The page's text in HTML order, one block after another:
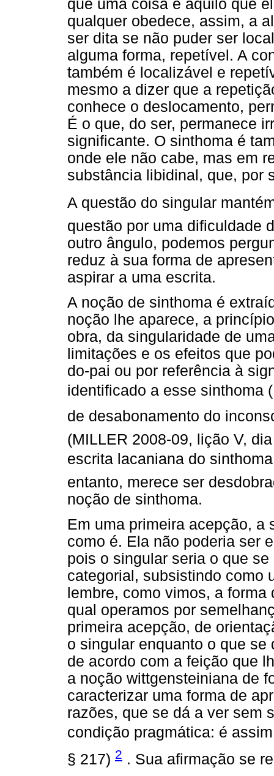
que uma coisa é aquilo que
qualquer obedece, assim, a
ser dita se não puder ser
alguma forma, repetível. A
também é localizável e
mesmo a dizer que a
conhece o deslocamento,
É o que, do ser, permanece
significante. O sinthoma é
onde ele não cabe, mas em
substância libidinal, que, por
A questão do singular
questão por uma dificuldade
outro ângulo, podemos
reduz à sua forma de
aspirar a uma escrita.
A noção de sinthoma é
noção lhe aparece, a
obra, da singularidade de
limitações e os efeitos que
do-pai ou por referência à
identificado a esse sinthoma
de desabonamento do
(MILLER 2008-09, lição V,
escrita lacaniana do
entanto, merece ser
noção de sinthoma.
Em uma primeira acepção, a
como é. Ela não poderia ser
pois o singular seria o que
categorial, subsistindo como
lembre, como vimos, a
qual operamos por
primeira acepção, de
o singular enquanto o que
de acordo com a feição que
a noção wittgensteiniana de
caracterizar uma forma de
razões, que se dá a ver sem
condição pragmática: é
§ 217) 2 . Sua afirmação se